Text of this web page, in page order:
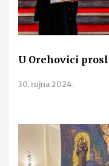
U Orehovici
30. rujna 2024.